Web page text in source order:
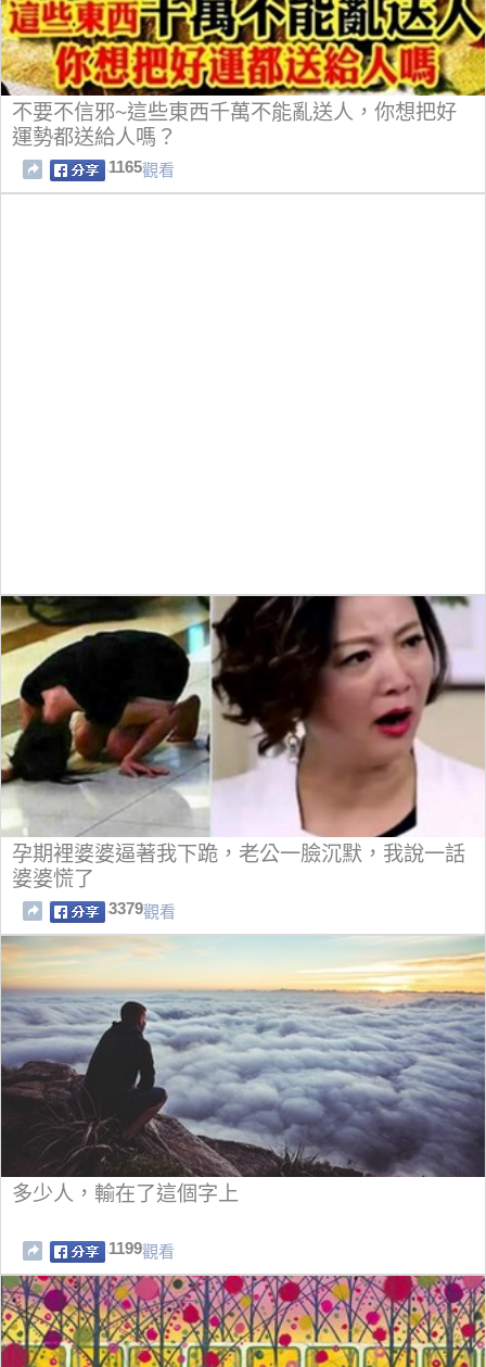
不要不信邪~這些東西千萬不能亂送人，你想把好
運勢都送給人嗎？
1165觀看
孕期裡婆婆逼著我下跪，老公一臉沉默，我說一話
婆婆慌了
3379觀看
多少人，輸在了這個字上
1199觀看